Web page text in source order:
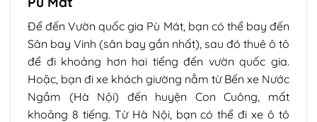
Để đến Vườn quốc gia Pù Mát, bạn có thể bay đến
Sân bay Vinh (sân bay gần nhất), sau đó thuê ô tô
để đi khoảng hơn hai tiếng đến vườn quốc gia.
Hoặc, bạn đi xe khách giường nằm từ Bến xe Nước
Ngầm (Hà Nội) đến huyện Con Cuông, mất
khoảng 8 tiếng. Từ Hà Nội, bạn có thể đi xe ô tô